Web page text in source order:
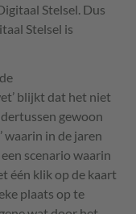
Stelsel. Dus
Stelsel is
blijkt dat het niet
gewoon
’ waarin in de jaren
scenario waarin
één klik op de kaart
plaats op te